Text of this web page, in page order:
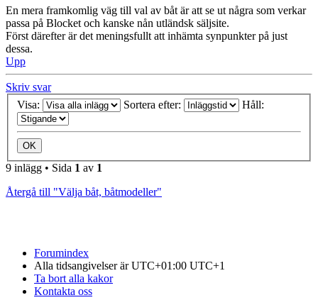
En mera framkomlig väg till val av båt är att se ut några som verkar
passa på Blocket och kanske nån utländsk säljsite.
Först därefter är det meningsfullt att inhämta synpunkter på just
dessa.
Upp
Skriv svar
Visa:
Sortera efter: Håll:
9 inlägg • Sida 1 av 1
Återgå till "Välja båt, båtmodeller"
Forumindex
Alla tidsangivelser är UTC+01:00 UTC+1
Ta bort alla kakor
Kontakta oss